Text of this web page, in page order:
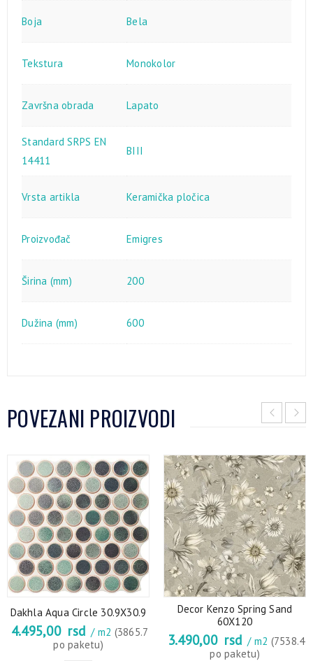
Boja Bela
Tekstura Monokolor
Završna obrada Lapato
Standard SRPS EN
14411
BIII
Vrsta artikla Keramička pločica
Proizvođač Emigres
Širina (mm) 200
Dužina (mm) 600
POVEZANI PROIZVODI
Dakhla Aqua Circle 30.9X30.9
4.495,00 rsd / m2 (3865.7
po paketu)
Decor Kenzo Spring Sand
60X120
3.490,00 rsd / m2 (7538.4
po paketu)